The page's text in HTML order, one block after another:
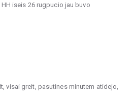
iseis 26 rugpucio jau buvo
visai greit, pasutines minutem atidejo,